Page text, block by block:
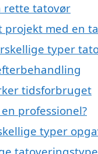
rette tatovør
med en
typer
tidsforbruget
professionel?
typer